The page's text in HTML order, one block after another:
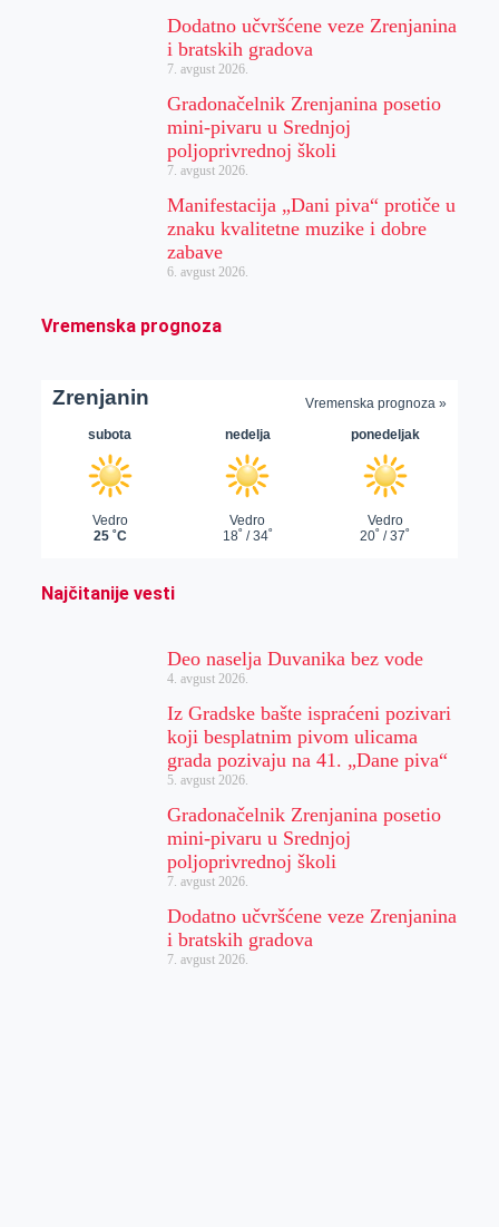
Dodatno učvršćene veze Zrenjanina
i bratskih gradova
7. avgust 2026.
Gradonačelnik Zrenjanina posetio
mini-pivaru u Srednjoj
poljoprivrednoj školi
7. avgust 2026.
Manifestacija „Dani piva“ protiče u
znaku kvalitetne muzike i dobre
zabave
6. avgust 2026.
Vremenska prognoza
Najčitanije vesti
Deo naselja Duvanika bez vode
4. avgust 2026.
Iz Gradske bašte ispraćeni pozivari
koji besplatnim pivom ulicama
grada pozivaju na 41. „Dane piva“
5. avgust 2026.
Gradonačelnik Zrenjanina posetio
mini-pivaru u Srednjoj
poljoprivrednoj školi
7. avgust 2026.
Dodatno učvršćene veze Zrenjanina
i bratskih gradova
7. avgust 2026.